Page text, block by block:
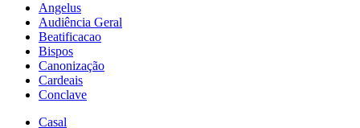
Angelus
Audiência Geral
Beatificacao
Bispos
Canonização
Cardeais
Conclave
Casal